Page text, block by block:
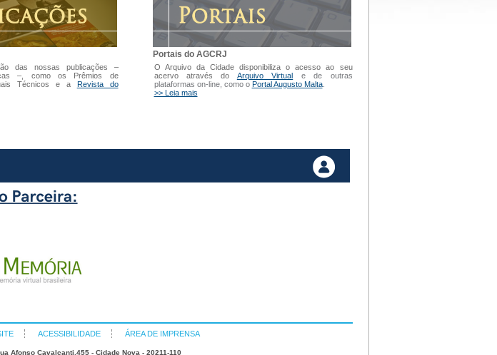
das nossas publicações –
–, como os Prêmios de
Técnicos e a Revista do
Portais do AGCRJ
O Arquivo da Cidade disponibiliza o acesso ao seu
acervo através do Arquivo Virtual e de outras
plataformas on-line, como o Portal Augusto Malta.
>> Leia mais
ACESSIBILIDADE ÁREA DE IMPRENSA
Afonso Cavalcanti,455 - Cidade Nova - 20211-110